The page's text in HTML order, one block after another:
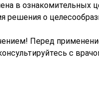
в ознакомительных
решения о
Перед
с